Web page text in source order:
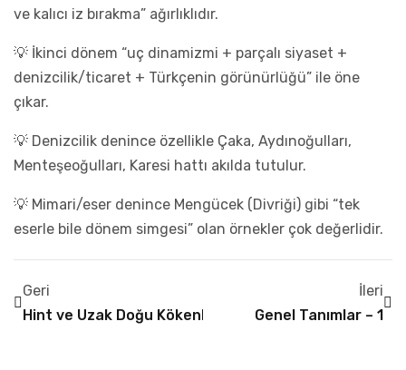
ve kalıcı iz bırakma” ağırlıklıdır.
💡 İkinci dönem “uç dinamizmi + parçalı siyaset +
denizcilik/ticaret + Türkçenin görünürlüğü” ile öne
çıkar.
💡 Denizcilik denince özellikle Çaka, Aydınoğulları,
Menteşeoğulları, Karesi hattı akılda tutulur.
💡 Mimari/eser denince Mengücek (Divriği) gibi “tek
eserle bile dönem simgesi” olan örnekler çok değerlidir.
Geri
Hint ve Uzak Doğu Kökenli Dinler
İleri
Genel Tanımlar – 1